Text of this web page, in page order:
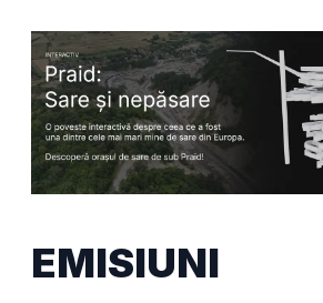
EMISIUNI